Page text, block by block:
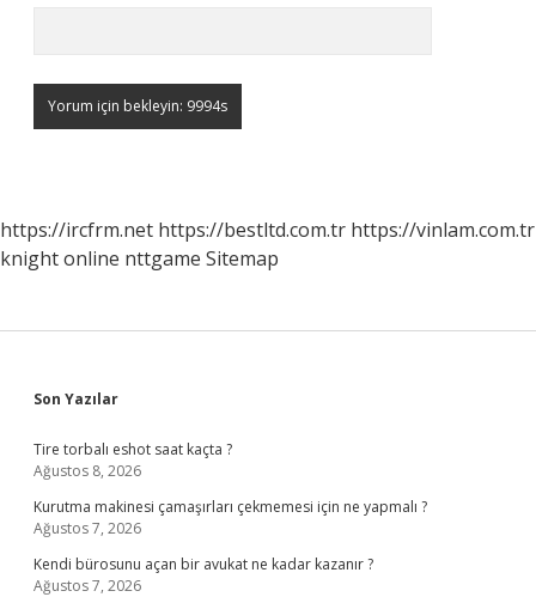
https://ircfrm.net https://bestltd.com.tr https://vinlam.com.tr
knight online nttgame Sitemap
Sidebar
Son Yazılar
Tire torbalı eshot saat kaçta ?
Ağustos 8, 2026
Kurutma makinesi çamaşırları çekmemesi için ne yapmalı ?
Ağustos 7, 2026
Kendi bürosunu açan bir avukat ne kadar kazanır ?
Ağustos 7, 2026